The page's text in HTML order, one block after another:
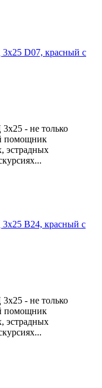
D07, красный с
- не только
помощник
эстрадных
3х25 В24, красный с
- не только
помощник
эстрадных